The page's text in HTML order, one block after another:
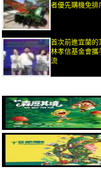
者優先購機免排
首次前進宜蘭
林孝信基金會攜
流